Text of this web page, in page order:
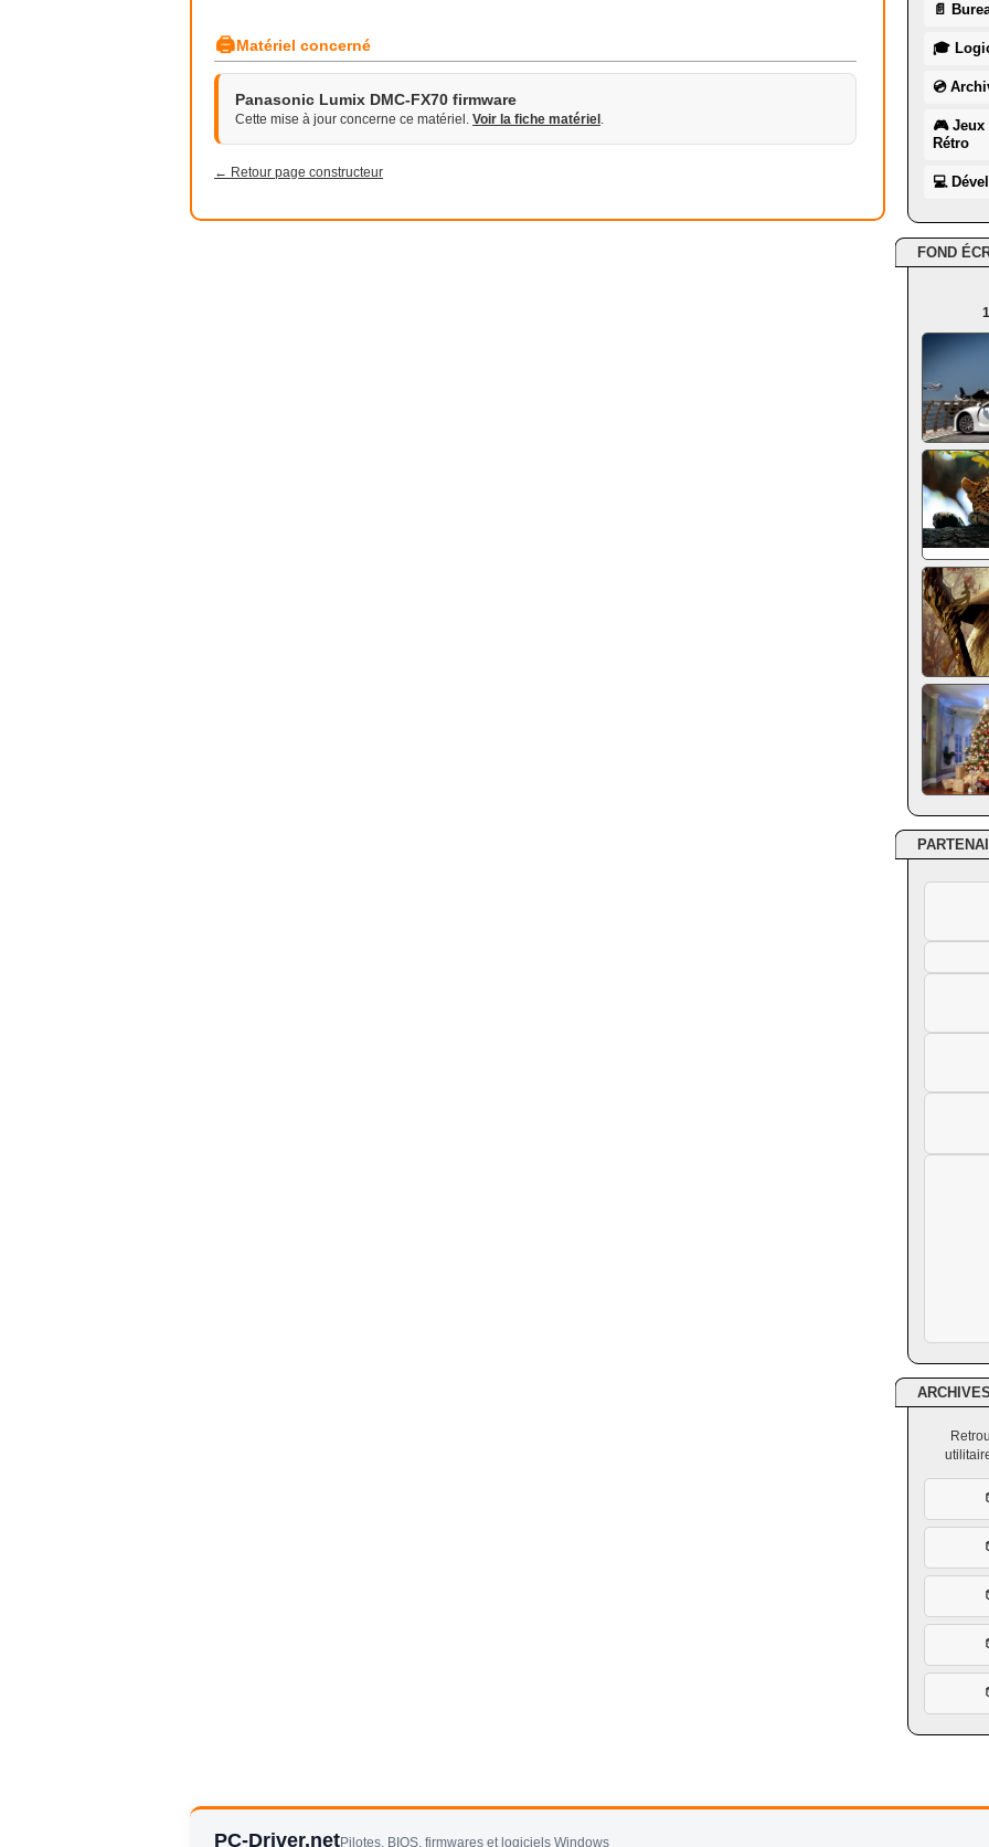
🖨Matériel concerné
Panasonic Lumix DMC-FX70 firmware
Cette mise à jour concerne ce matériel. Voir la fiche matériel .
← Retour page constructeur
📄
🎓
💿
🎮 Jeux
Rétro
💻
FOND
PC-Driver.netPilotes, BIOS, firmwares et logiciels Windows